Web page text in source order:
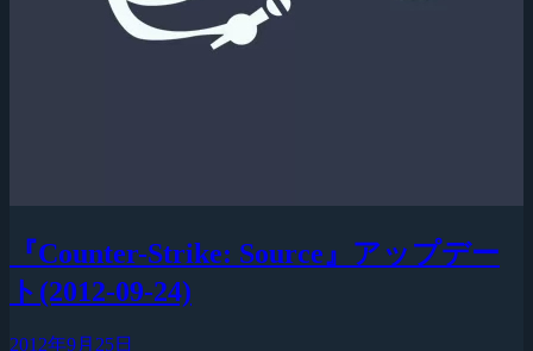
『Counter-Strike: Source』アップデー
ト(2012-09-24)
2012年9月25日